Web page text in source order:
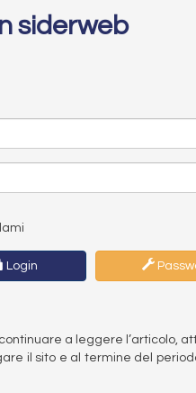
siderweb
Login
a leggere l’articolo,
il sito e al termine del